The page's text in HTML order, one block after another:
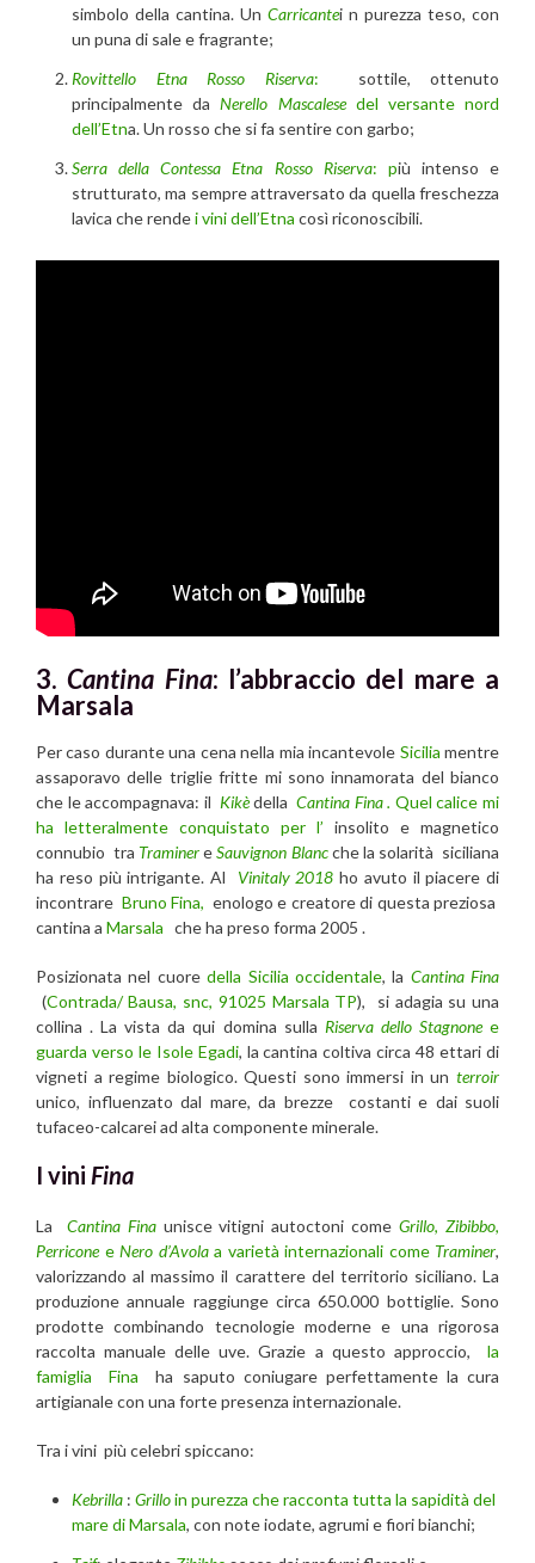
simbolo della cantina. Un Carricantei n purezza teso, con
un puna di sale e fragrante;
Rovittello Etna Rosso Riserva:
sottile, ottenuto
principalmente daNerello Mascalesedel versante nord
dell’Etna. Un rosso che si fa sentire con garbo;
Serra della Contessa Etna Rosso Riserva: più intenso e
strutturato, ma sempre attraversato da quella freschezza
lavica che rendei vini dell’Etna così riconoscibili.
3.Cantina Fina: l’abbraccio del mare a
Marsala
Per caso durante una cena nella mia incantevole Sicilia mentre
assaporavo delle triglie fritte mi sono innamorata del bianco
che le accompagnava: il Kikè dellaCantina Fina . Quel calice mi
ha letteralmente conquistato per l’ insolito e magnetico
connubio tra TraminereSauvignon Blancche la solarità siciliana
ha reso più intrigante. Al Vinitaly 2018 ho avuto il piacere di
incontrare Bruno Fina, enologo e creatore di questa preziosa
cantina a Marsala che ha preso forma 2005 .
Posizionata nel cuoredella Sicilia occidentale, la Cantina Fina
(Contrada/ Bausa, snc, 91025 Marsala TP), si adagia su una
collina . La vista da qui domina sulla Riserva dello Stagnonee
guarda verso le Isole Egadi, la cantina coltiva circa 48 ettari di
vigneti a regime biologico. Questi sono immersi in un terroir
unico, influenzato dal mare, da brezze costanti e dai suoli
tufaceo-calcarei ad alta componente minerale.
I vini Fina
La Cantina Finaunisce vitigni autoctoni comeGrillo,Zibibbo,
Perriconee Nero d’Avolaa varietà internazionali come Traminer,
valorizzando al massimo il carattere del territorio siciliano. La
produzione annuale raggiunge circa 650.000 bottiglie. Sono
prodotte combinando tecnologie moderne e una rigorosa
raccolta manuale delle uve. Grazie a questo approccio, la
famiglia Fina ha saputo coniugare perfettamente la cura
artigianale con una forte presenza internazionale.
Tra i vini più celebri spiccano:
Kebrilla : Grilloin purezza che racconta tutta la sapidità del
mare di Marsala, con note iodate, agrumi e fiori bianchi;